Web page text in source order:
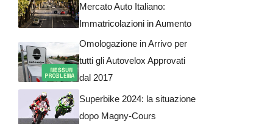
Mercato Auto Italiano:
Immatricolazioni in Aumento
Omologazione in Arrivo per
tutti gli Autovelox Approvati
dal 2017
Superbike 2024: la situazione
dopo Magny-Cours